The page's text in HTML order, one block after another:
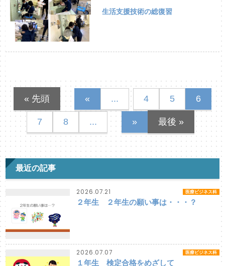
生活支援技術の総復習
« 先頭 « ... 4 5 6
7 8 ... » 最後 »
最近の記事
2026.07.21 医療ビジネス科
２年生 ２年生の願い事は・・・？
2026.07.07 医療ビジネス科
１年生 検定合格をめざして